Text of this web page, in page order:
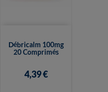
Débricalm 100mg
20 Comprimés
4,39 €